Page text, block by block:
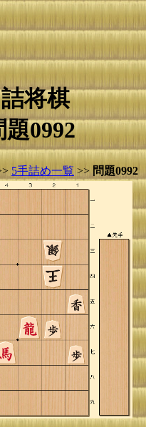
将棋
0992
5手詰め一覧 >> 問題0992